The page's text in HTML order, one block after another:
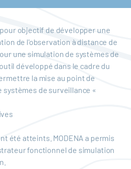
objectif de développer une
de l'observation à distance de
une simulation de systèmes de
développé dans le cadre du
la mise au point de
de surveillance «
été atteints. MODENA a permis
fonctionnel de simulation